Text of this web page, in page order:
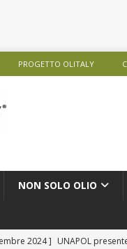
PROGETTO OLITALY
NON SOLO OLIO
2024 ] UNAPOL